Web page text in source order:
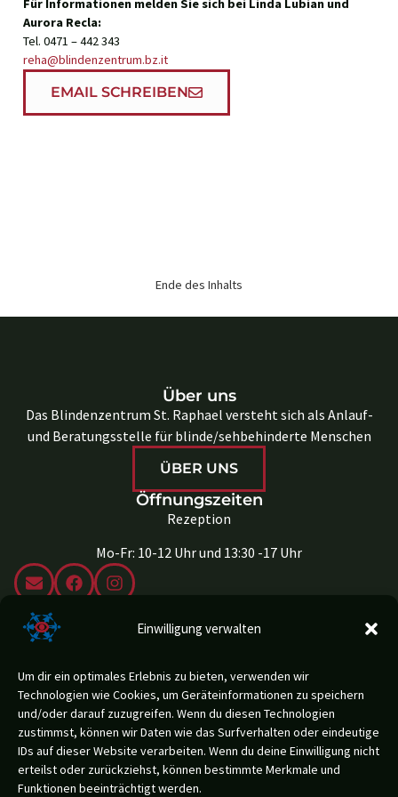
Einwilligung verwalten
Um dir ein optimales Erlebnis zu bieten, verwenden wir
Technologien wie Cookies, um Geräteinformationen zu speichern
und/oder darauf zuzugreifen. Wenn du diesen Technologien
zustimmst, können wir Daten wie das Surfverhalten oder eindeutige
IDs auf dieser Website verarbeiten. Wenn du deine Einwilligung nicht
erteilst oder zurückziehst, können bestimmte Merkmale und
Funktionen beeinträchtigt werden.
Für Informationen melden Sie sich bei Linda Lubian und
Aurora Recla:
Tel. 0471 – 442 343
reha@blindenzentrum.bz.it
EMAIL SCHREIBEN
Ende des Inhalts
Über uns
Das Blindenzentrum St. Raphael versteht sich als Anlauf-
und Beratungsstelle für blinde/sehbehinderte Menschen
ÜBER UNS
Öffnungszeiten
Rezeption
Mo-Fr: 10-12 Uhr und 13:30 -17 Uhr
Schießstandweg 36
Italien
KONTAKT